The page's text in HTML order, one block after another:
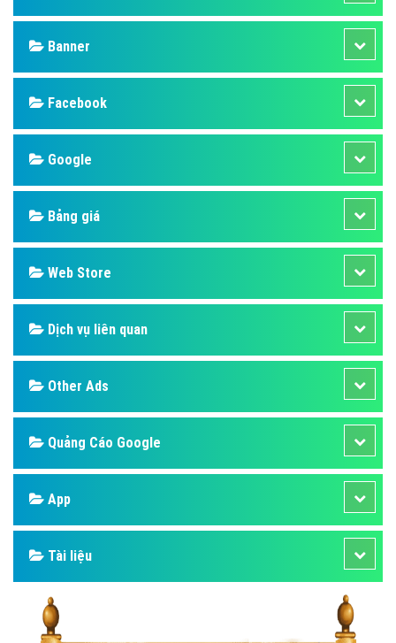
Banner
Facebook
Google
Bảng giá
Web Store
Dịch vụ liên quan
Other Ads
Quảng Cáo Google
App
Tài liệu